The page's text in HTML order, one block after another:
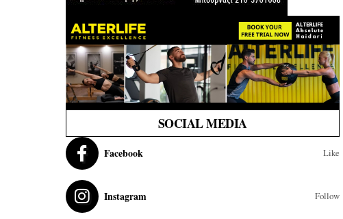
SOCIAL MEDIA
Facebook Like
Instagram Follow